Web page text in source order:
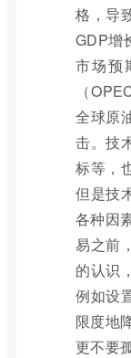
格，导
GDP增
市场预
（
全球原
击。技
标等，
但是技
各种因
易之前
的认识
例如设
限度地
更不要